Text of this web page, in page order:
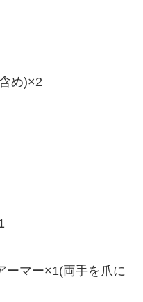
め)×2
ーマー×1(両手を爪に